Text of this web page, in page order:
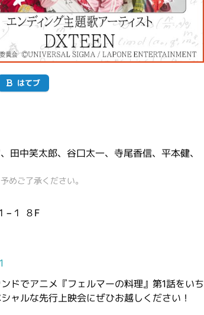
はてブ
田中笑太郎、谷口太一、寺尾香信、平本健、
めご了承ください。
−１ ８F
ドでアニメ『フェルマーの料理』第1話をいち
ャルな先行上映会にぜひお越しください！